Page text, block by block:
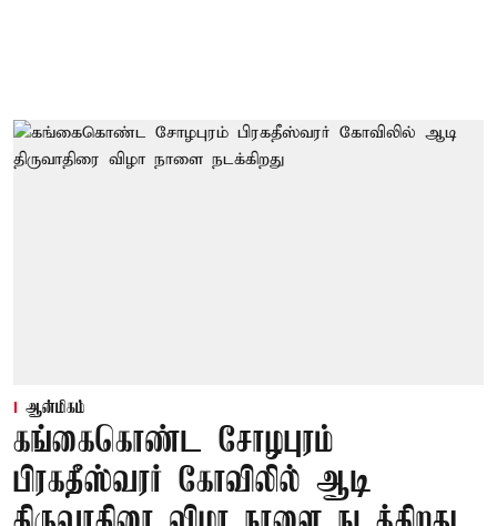
ஆன்மிகம்
கங்கைகொண்ட சோழபுரம்
பிரகதீஸ்வரர் கோவிலில் ஆடி